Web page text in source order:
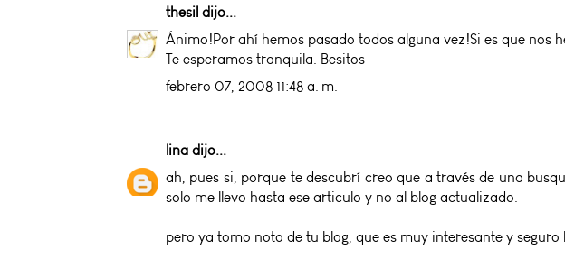
thesil dijo...
Ánimo!Por ahí hemos pasado todos alguna vez!Si es que
Te esperamos tranquila. Besitos
febrero 07, 2008 11:48 a. m.
lina dijo...
ah, pues si, porque te descubrí creo que a través de una
solo me llevo hasta ese articulo y no al blog actualizado.
pero ya tomo noto de tu blog, que es muy interesante y